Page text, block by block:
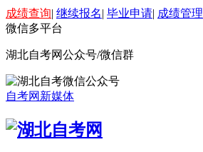
成绩查询| 继续报名| 毕业申请| 成绩管理
微信多平台
湖北自考网公众号/微信群
自考网新媒体